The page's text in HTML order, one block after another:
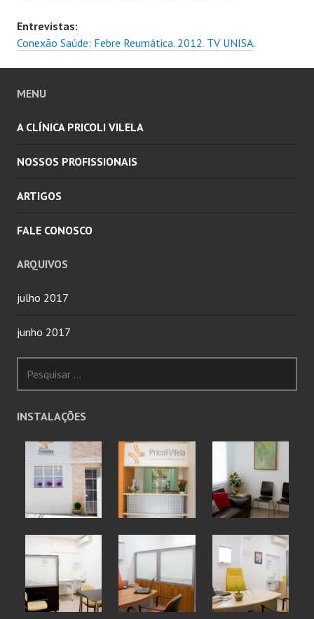
Entrevistas:
Conexão Saúde: Febre Reumática. 2012. TV UNISA.
MENU
A CLÍNICA PRICOLI VILELA
NOSSOS PROFISSIONAIS
ARTIGOS
FALE CONOSCO
ARQUIVOS
julho 2017
junho 2017
por:
INSTALAÇÕES